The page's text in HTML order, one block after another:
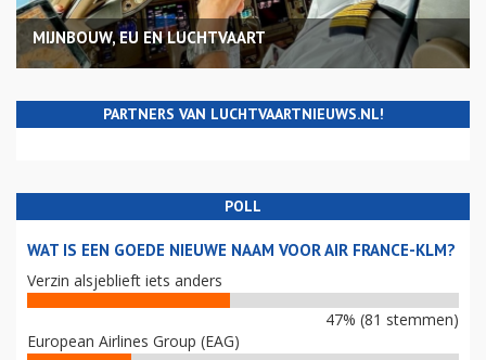
MIJNBOUW, EU EN LUCHTVAART
PARTNERS VAN LUCHTVAARTNIEUWS.NL!
POLL
WAT IS EEN GOEDE NIEUWE NAAM VOOR AIR FRANCE-KLM?
Verzin alsjeblieft iets anders
47% (81 stemmen)
European Airlines Group (EAG)